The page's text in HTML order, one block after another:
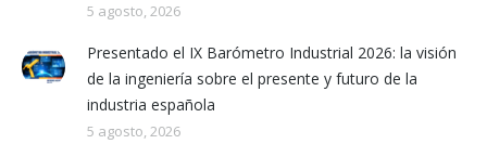
5 agosto, 2026
Presentado el IX Barómetro Industrial 2026: la visión
de la ingeniería sobre el presente y futuro de la
industria española
5 agosto, 2026